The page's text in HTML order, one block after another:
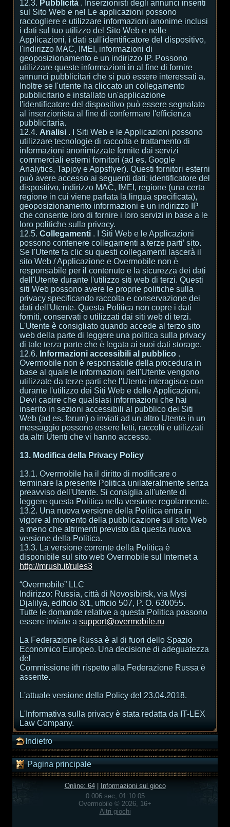
12.3. Pubblicità . Inserzionisti degli annunci inseriti
sul Sito Web e nel Le applicazioni possono
raccogliere e utilizzare informazioni anonime inclusi
i dati sul tuo utilizzo del Sito Web e nelle
Applicazioni, i dati sull'identificatore del dispositivo,
l'indirizzo MAC, IMEI, informazioni di
geoposizionamento e un indirizzo IP. Possono
utilizzare queste informazioni in al fine di fornire
annunci pubblicitari che si può essere interessati a.
Inoltre se l'utente ha cliccato un collegamento
pubblicitario e installato un'applicazione
l'identificatore del dispositivo può essere segnalato
al inserzionista al fine di confermare l'efficienza
pubblicitaria.
12.4. Analisi . I Siti Web e le Applicazioni possono
utilizzare tecnologie di raccolta e trattamento di
informazioni anonimizzate fornite dai servizi
commerciali esterni fornitori (ad es. Google
Analytics, Tapjoy e Appsflyer). Questi fornitori esterni
può avere accesso ai seguenti dati: identificatore del
dispositivo, indirizzo MAC, IMEI, regione (una certa
regione in cui viene parlata la lingua specificata),
geoposizionamento informazioni e un indirizzo IP
che consente loro di fornire i loro servizi in base a le
loro politiche sulla privacy.
12.5. Collegamenti . I Siti Web e le Applicazioni
possono contenere collegamenti a terze parti’ sito.
Se l'Utente fa clic su questi collegamenti lascerà il
sito Web / Applicazione e Overmobile non è
responsabile per il contenuto e la sicurezza dei dati
dell'Utente durante l'utilizzo siti web di terzi. Questi
siti Web possono avere le proprie politiche sulla
privacy specificando raccolta e conservazione dei
dati dell'Utente. Questa Politica non copre i dati
forniti, conservati o utilizzati dai siti web di terzi.
L'Utente è consigliato quando accede al terzo sito
web della parte di leggere una politica sulla privacy
di tale terza parte che è legata ai suoi dati storage.
12.6. Informazioni accessibili al pubblico .
Overmobile non è responsabile della procedura in
base al quale le informazioni dell'Utente vengono
utilizzate da terze parti che l'Utente interagisce con
durante l'utilizzo dei Siti Web e delle Applicazioni.
Devi capire che qualsiasi informazioni che hai
inserito in sezioni accessibili al pubblico dei Siti
Web (ad es. forum) o inviati ad un altro Utente in un
messaggio possono essere letti, raccolti e utilizzati
da altri Utenti che vi hanno accesso.
13. Modifica della Privacy Policy
13.1. Overmobile ha il diritto di modificare o
terminare la presente Politica unilateralmente senza
preavviso dell'Utente. Si consiglia all'utente di
leggere questa Politica nella versione regolarmente.
13.2. Una nuova versione della Politica entra in
vigore al momento della pubblicazione sul sito Web
a meno che altrimenti previsto da questa nuova
versione della Politica.
13.3. La versione corrente della Politica è
disponibile sul sito web Overmobile sul Internet a
http://mrush.it/rules3
“Overmobile” LLC
Indirizzo: Russia, città di Novosibirsk, via Mysi
Djalilya, edificio 3/1, ufficio 507, P. O. 630055.
Tutte le domande relative a questa Politica possono
essere inviate a support@overmobile.ru
La Federazione Russa è al di fuori dello Spazio
Economico Europeo. Una decisione di adeguatezza
del
Commissione ith rispetto alla Federazione Russa è
assente.
L'attuale versione della Policy del 23.04.2018.
L'Informativa sulla privacy è stata redatta da IT-LEX
Law Company.
Indietro
Pagina principale
Online: 64|
Informazioni sul gioco
0.006 sec, 01:10:05
Overmobile © 2026, 16+
Altri giochi